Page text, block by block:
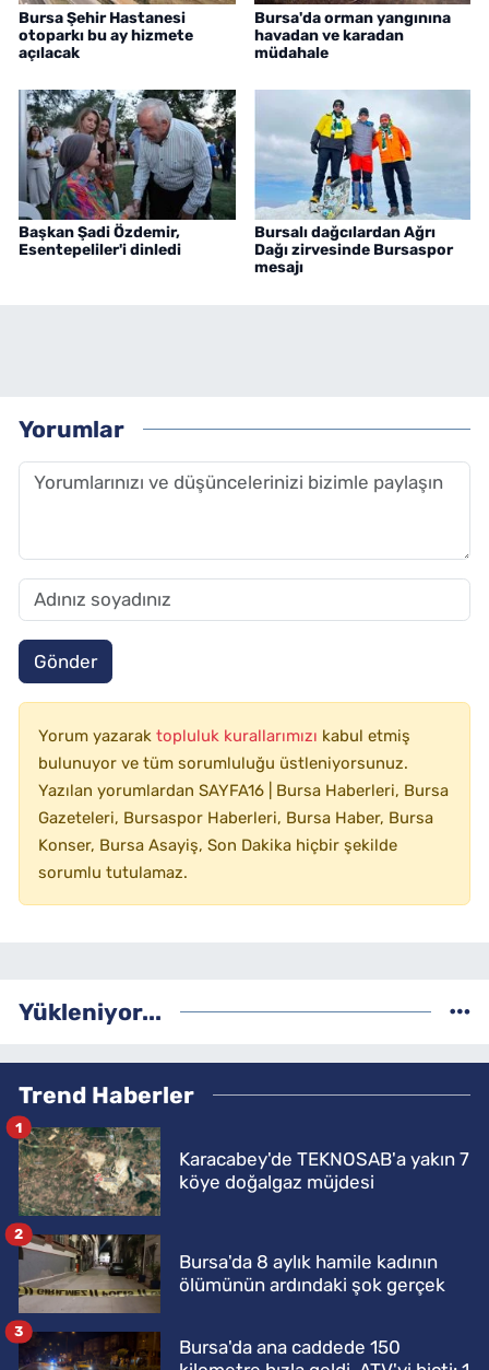
Bursa Şehir Hastanesi
otoparkı bu ay hizmete
açılacak
Bursa'da orman yangınına
havadan ve karadan
müdahale
Başkan Şadi Özdemir,
Esentepeliler'i dinledi
Bursalı dağcılardan Ağrı
Dağı zirvesinde Bursaspor
mesajı
Yorumlar
Gönder
Yorum yazarak topluluk kurallarımızı kabul etmiş
bulunuyor ve tüm sorumluluğu üstleniyorsunuz.
Yazılan yorumlardan SAYFA16 | Bursa Haberleri, Bursa
Gazeteleri, Bursaspor Haberleri, Bursa Haber, Bursa
Konser, Bursa Asayiş, Son Dakika hiçbir şekilde
sorumlu tutulamaz.
Yükleniyor...
Trend Haberler
Karacabey'de TEKNOSAB'a yakın 7
köye doğalgaz müjdesi
1
Bursa'da 8 aylık hamile kadının
ölümünün ardındaki şok gerçek
2
Bursa'da ana caddede 150
3